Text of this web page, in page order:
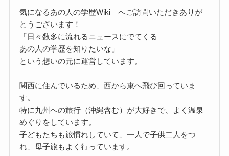
気になるあの人の学歴Wiki へご訪問いただきありが
とうございます！
「日々数多に流れるニュースにでてくる
あの人の学歴を知りたいな」
という想いの元に運営しています。
関西に住んでいるため、西から東へ飛び回っていま
す。
特に九州への旅行（沖縄含む）が大好きで、よく温泉
めぐりをしています。
子どもたちも旅慣れしていて、一人で子供二人をつ
れ、母子旅もよく行っています。